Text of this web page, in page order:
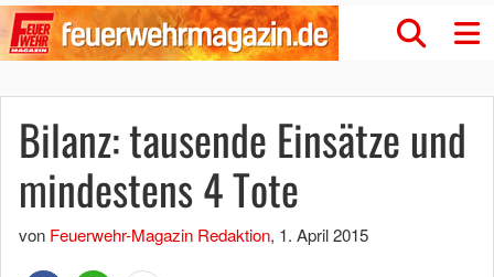
Bilanz: tausende Einsätze und
mindestens 4 Tote
von Feuerwehr-Magazin Redaktion, 1. April 2015